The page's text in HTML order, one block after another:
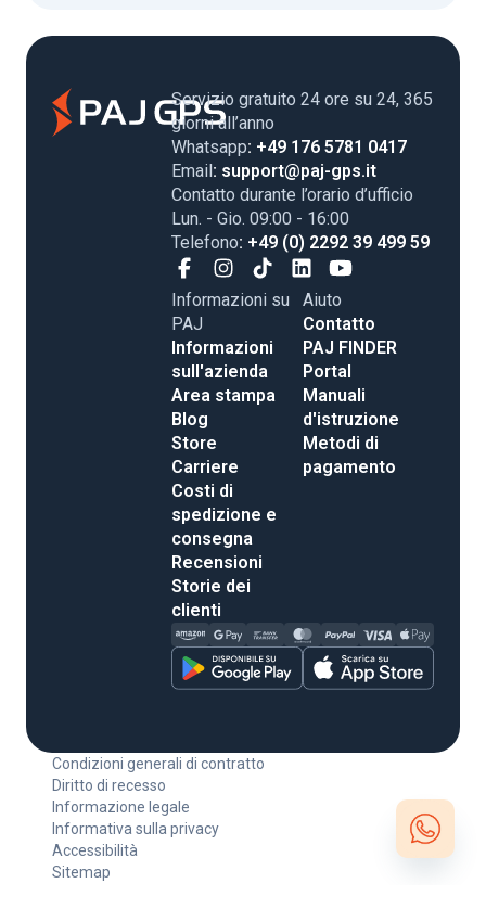
Servizio gratuito 24 ore su 24, 365
giorni all’anno
Whatsapp: +49 176 5781 0417
Email: support@paj-gps.it
Contatto durante l’orario d’ufficio
Lun. - Gio. 09:00 - 16:00
Telefono: +49 (0) 2292 39 499 59
Informazioni su
PAJ
Informazioni
sull'azienda
Area stampa
Blog
Store
Carriere
Costi di
spedizione e
consegna
Recensioni
Storie dei
clienti
Aiuto
Contatto
PAJ FINDER
Portal
Manuali
d'istruzione
Metodi di
pagamento
Condizioni generali di contratto
Diritto di recesso
Informazione legale
Informativa sulla privacy
Accessibilità
Sitemap